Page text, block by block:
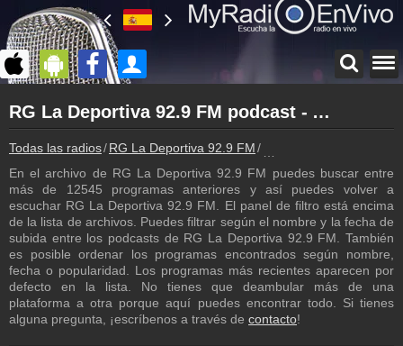
myradioenvivo.mx
RG La Deportiva 92.9 FM
Atrás a la página de RG La Deportiva 92.9 FM
Inicio de sesión
¡Crea una cuenta propia!
Cámara de web
RG La Deportiva 92.9 FM cámara de web, transmisión en vivo
Contacto
¡Escríbenos!
Colaboración
RG La Deportiva 92.9 FM podcast - Archivo - repetición de los programas
Todas las radios RG La Deportiva 92.9 FM
En el archivo de RG La Deportiva 92.9 FM puedes buscar entre
más de 12545 programas anteriores y así puedes volver a
escuchar RG La Deportiva 92.9 FM. El panel de filtro está encima
de la lista de archivos. Puedes filtrar según el nombre y la fecha de
subida entre los podcasts de RG La Deportiva 92.9 FM. También
es posible ordenar los programas encontrados según nombre,
fecha o popularidad. Los programas más recientes aparecen por
defecto en la lista. No tienes que deambular más de una
plataforma a otra porque aquí puedes encontrar todo. Si tienes
alguna pregunta, ¡escríbenos a través de contacto!